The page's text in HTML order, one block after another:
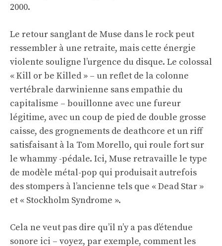
2000.
Le retour sanglant de Muse dans le rock peut
ressembler à une retraite, mais cette énergie
violente souligne l’urgence du disque. Le colossal
« Kill or be Killed » – un reflet de la colonne
vertébrale darwinienne sans empathie du
capitalisme – bouillonne avec une fureur
légitime, avec un coup de pied de double grosse
caisse, des grognements de deathcore et un riff
satisfaisant à la Tom Morello, qui roule fort sur
le whammy -pédale. Ici, Muse retravaille le type
de modèle métal-pop qui produisait autrefois
des stompers à l’ancienne tels que « Dead Star »
et « Stockholm Syndrome ».
Cela ne veut pas dire qu’il n’y a pas d’étendue
sonore ici – voyez, par exemple, comment les